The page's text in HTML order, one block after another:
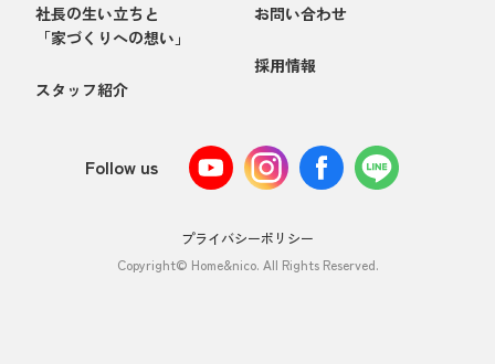
社長の生い立ちと
「家づくりへの想い」
スタッフ紹介
お問い合わせ
採用情報
Follow us
プライバシーポリシー
Copyright© Home&nico. All Rights Reserved.